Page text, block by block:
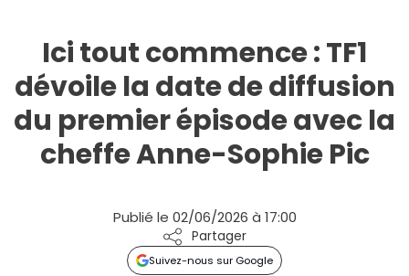
Ici tout commence : TF1
dévoile la date de diffusion
du premier épisode avec la
cheffe Anne-Sophie Pic
Publié le 02/06/2026 à 17:00
Partager
Suivez-nous sur Google